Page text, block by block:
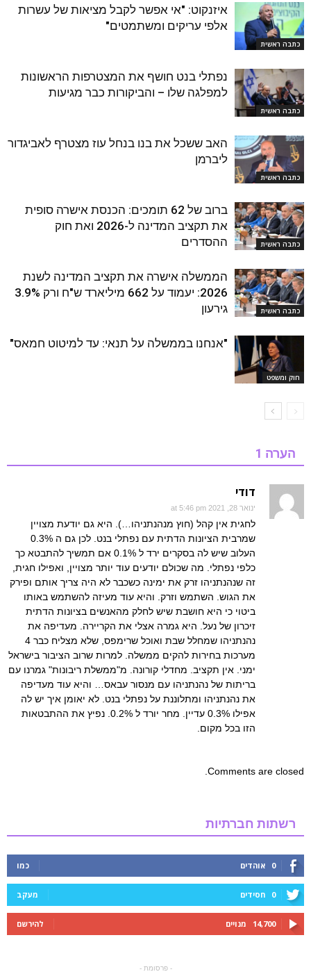
כתבה ראשית
איזנקוט: "אי אפשר לקבל מציאות של עשרות
אלפי עריקים ומשתמטים"
כתבה ראשית
נפתלי בנט חושף את המצטרפות הראשונות
למפלגה שלו – והביקורות כבר מגיעות
כתבה ראשית
האב ששכל את בנו בנחל עוז מצטרף לאביגדור
ליברמן
כתבה ראשית
ברוב של 62 תומכים: הכנסת אישרה סופית
את תקציב המדינה ל-2026 ואת חוק
ההסדרים
כתבה ראשית
הממשלה אישרה את תקציב המדינה לשנת
2026: יעמוד על 662 מיליארד ש"ח ורק 3.9%
גירעון
חוק ומשפט
"אנחנו בממשלה על תנאי: עד למיטוט חמאס"
הערה 1
דודי
ינואר 28, 2021 at 5:46 pm
לחגית אין קהל (חוץ מנהנתניהו…). היא גם יודעת מצויין
שמרבית הציונות הדתית עם נפתלי בנט. לכן גם ה 0.3%
העלוב שיש לה בסקרים ירד ל 0.1% אם תמשיך להתבטא כך
כלפי נפתלי. מה שכולם יודעים עוד יותר מצויין, ואפילו חגית,
זה שנהנתניהו זרק את ימינה כשכבר לא היה צריך אותם ופירק
את הגוש. השתמש וזרק. והיא עוד מעיזה להשתמש באותו
ביטוי כי היא חושבת שיש לחלק מהאנשים בציונות הדתית
זיכרון של נעל. היא גמרה אצלי את הקריירה. מעדיפה את
נהנתניהו שמחלל שבת ואוכל שרימפס, שלא מצליח כבר 4
מערכות בחירות להקים ממשלה. למרות שרוב הציבור בישראל
ימני. אין תקציב. מחדלי קורונה. מ"ממשלת ריבונות" גמרנו עם
בריתות של נהנתניהו עם מנסור עבאס… והיא עוד מעדיפה
את נהנתניהו ומתלוננת על נפתלי בנט. לא יאומן איך יש לה
אפילו 0.3% עדיין. מחר יורד ל 0.2%. נפיץ את ההתבטאות
הזו בכל מקום.
Comments are closed.
רשתות חברתיות
0 אוהדים כמו
0 חסידים מעקב
14,700 מנויים להירשם
- פרסומת -